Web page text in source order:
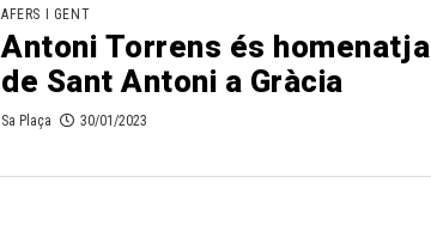
AFERS I GENT
Antoni Torrens és
de Sant Antoni a Gràcia
Sa Plaça 30/01/2023